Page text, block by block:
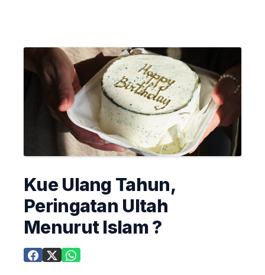
Kue Ulang Tahun,
Peringatan Ultah
Menurut Islam ?